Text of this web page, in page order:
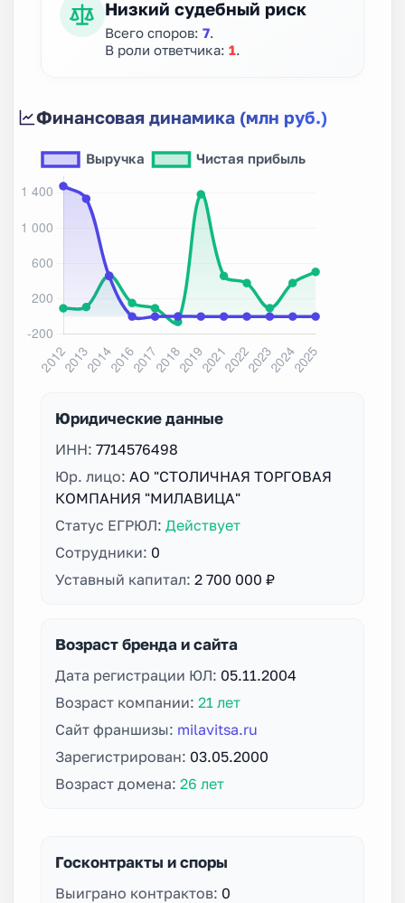
Низкий судебный риск
Всего споров: 7
В роли ответчика: 1
Финансовая динамика (млн руб.)
Юридические данные
ИНН: 7714576498
Юр. лицо: АО "СТОЛИЧНАЯ ТОРГОВАЯ
КОМПАНИЯ "МИЛАВИЦА"
Статус ЕГРЮЛ: Действует
Сотрудники: 0
Уставный капитал: 2 700 000 ₽
Возраст бренда и сайта
Дата регистрации ЮЛ: 05.11.2004
Возраст компании: 21 лет
Сайт франшизы: milavitsa.ru
Зарегистрирован: 03.05.2000
Возраст домена: 26 лет
Госконтракты и споры
Выиграно контрактов: 0